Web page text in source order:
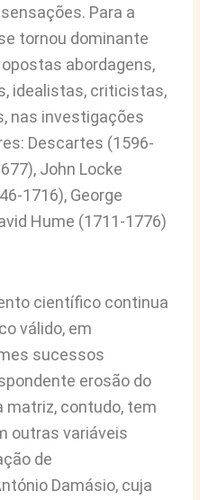
Para a
tornou dominante
abordagens,
idealistas, criticistas,
nas investigações
Descartes (1596-
John Locke
1716), George
Hume (1711-1776)
científico continua
válido, em
sucessos
erosão do
matriz, contudo, tem
outras variáveis
de
Damásio, cuja